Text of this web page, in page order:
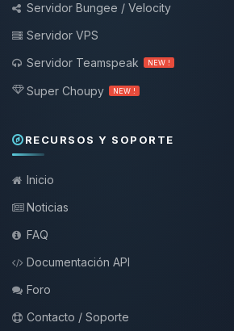
Servidor Bungee / Velocity
Servidor VPS
Servidor Teamspeak
NEW !
Super Choupy NEW !
RECURSOS Y SOPORTE
Inicio
Noticias
FAQ
Documentación API
Foro
Contacto / Soporte